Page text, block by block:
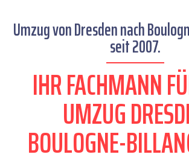
Umzug von Dresden nach
seit 2007.
IHR FACHMANN
UMZUG
BOULOGNE-